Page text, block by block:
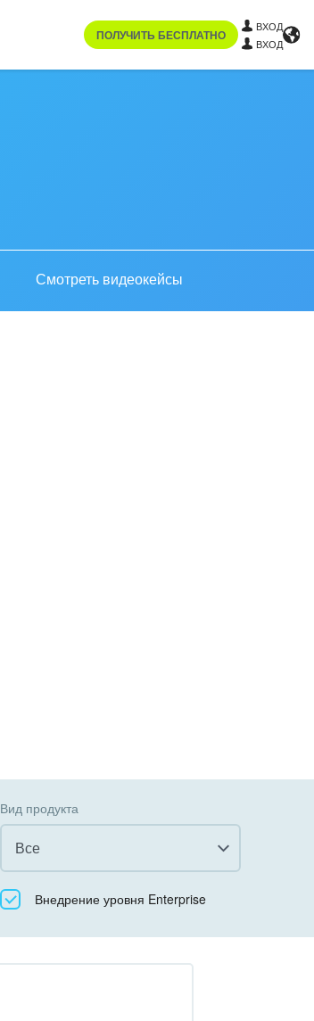
ПОЛУЧИТЬ БЕСПЛАТНО
ВХОД
ВХОД
Смотреть видеокейсы
Вид продукта
Все
Все
Коробочная версия
Внедрение уровня Enterprise